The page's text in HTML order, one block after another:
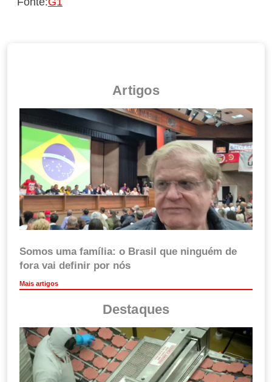
Artigos
Somos uma família: o Brasil que ninguém de
fora vai definir por nós
Mais artigos
Destaques